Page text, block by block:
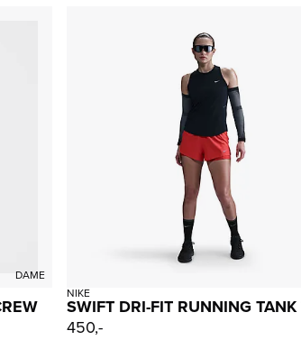
DAME
NIKE
SWIFT DRI-FIT RUNNING
450,-